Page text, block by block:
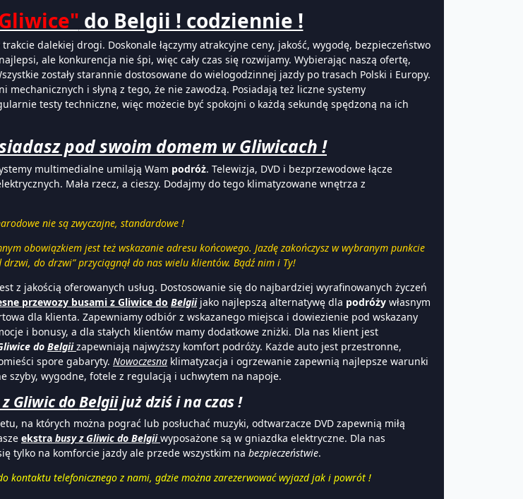
do Belgii ! codziennie !
dalekiej drogi. Doskonale łączymy atrakcyjne ceny, jakość, wygodę, bezpieczeństwo
ale konkurencja nie śpi, więc cały czas się rozwijamy. Wybierając naszą ofertę,
zostały starannie dostosowane do wielogodzinnej jazdy po trasach Polski i Europy.
i słyną z tego, że nie zawodzą. Posiadają też liczne systemy
testy techniczne, więc możecie być spokojni o każdą sekundę spędzoną na ich
pod swoim domem w Gliwicach !
multimedialne umilają Wam podróż. Telewizja, DVD i bezprzewodowe łącze
Mała rzecz, a cieszy. Dodajmy do tego klimatyzowane wnętrza z
nie są zwyczajne, standardowe !
obowiązkiem jest też wskazanie adresu końcowego. Jazdę zakończysz w wybranym punkcie
do drzwi” przyciągnął do nas wielu klientów. Bądź nim i Ty!
z jakością oferowanych usług. Dostosowanie się do najbardziej wyrafinowanych życzeń
przewozy busami z Gliwice do Belgiijako najlepszą alternatywę dla podróży własnym
dla klienta. Zapewniamy odbiór z wskazanego miejsca i dowiezienie pod wskazany
i bonusy, a dla stałych klientów mamy dodatkowe zniżki. Dla nas klient jest
do Belgiizapewniają najwyższy komfort podróży. Każde auto jest przestronne,
spore gabaryty. Nowoczesna klimatyzacja i ogrzewanie zapewnią najlepsze warunki
wygodne, fotele z regulacją i uchwytem na napoje.
Gliwic doBelgiijuż dziś i na czas !
na których można pograć lub posłuchać muzyki, odtwarzacze DVD zapewnią miłą
ekstra busy z Gliwic do Belgii wyposażone są w gniazdka elektryczne. Dla nas
tylko na komforcie jazdy ale przede wszystkim na bezpieczeństwie.
kontaktu telefonicznego z nami, gdzie można zarezerwować wyjazd jak i powrót !